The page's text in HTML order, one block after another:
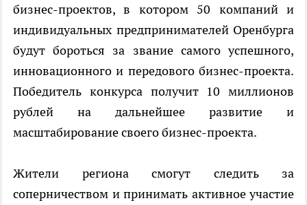
бизнес-проектов, в котором 50 компаний и
индивидуальных предпринимателей Оренбурга
будут бороться за звание самого успешного,
инновационного и передового бизнес-проекта.
Победитель конкурса получит 10 миллионов
рублей на дальнейшее развитие и
масштабирование своего бизнес-проекта.
Жители региона смогут следить за
соперничеством и принимать активное участие